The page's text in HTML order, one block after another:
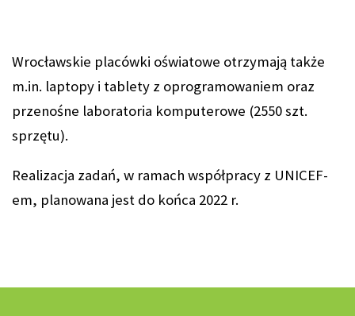
Wrocławskie placówki oświatowe otrzymają także
m.in. laptopy i tablety z oprogramowaniem oraz
przenośne laboratoria komputerowe (2550 szt.
sprzętu).
Realizacja zadań, w ramach współpracy z UNICEF-
em, planowana jest do końca 2022 r.